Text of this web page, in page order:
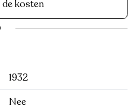
de kosten
1932
Nee